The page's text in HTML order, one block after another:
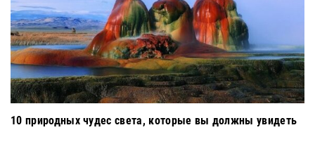
10 природных чудес света, которые вы должны увидеть